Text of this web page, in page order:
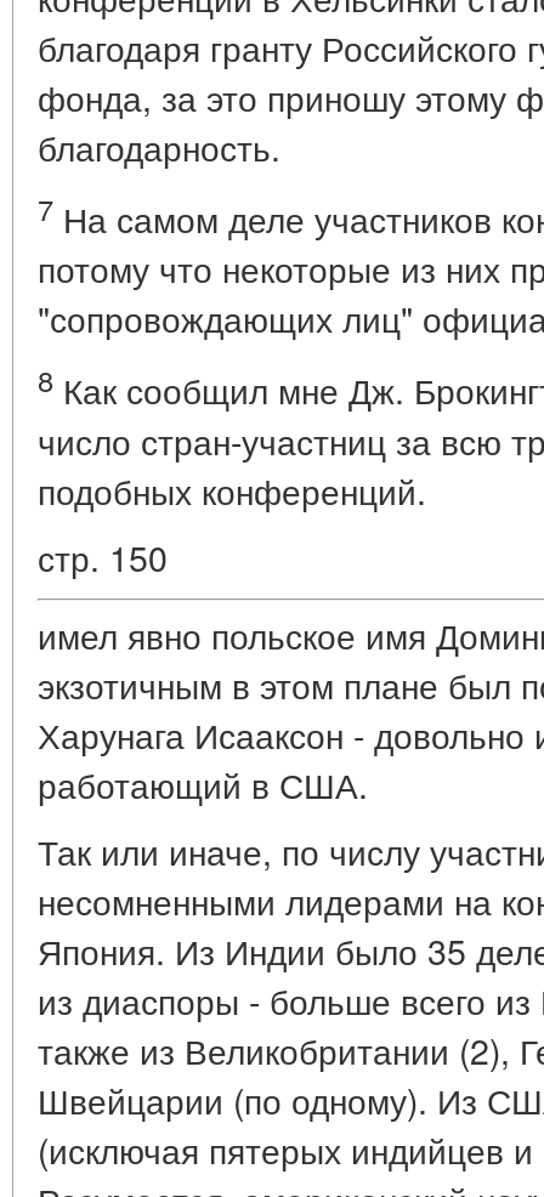
благодаря гранту Российского
фонда, за это приношу этому
благодарность.
7 На самом деле участников
потому что некоторые из них
"сопровождающих лиц"
8 Как сообщил мне Дж.
число стран-участниц за всю
подобных конференций.
стр. 150
имел явно польское имя
экзотичным в этом плане был
Харунага Исааксон - довольно
работающий в США.
Так или иначе, по числу
несомненными лидерами на
Япония. Из Индии было 35
из диаспоры - больше всего
также из Великобритании (2),
Швейцарии (по одному). Из
(исключая пятерых индийцев и